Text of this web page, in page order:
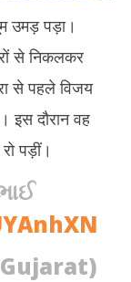
उमड़ पड़ा।
से निकलकर
से पहले विजय
इस दौरान वह
पड़ीं।